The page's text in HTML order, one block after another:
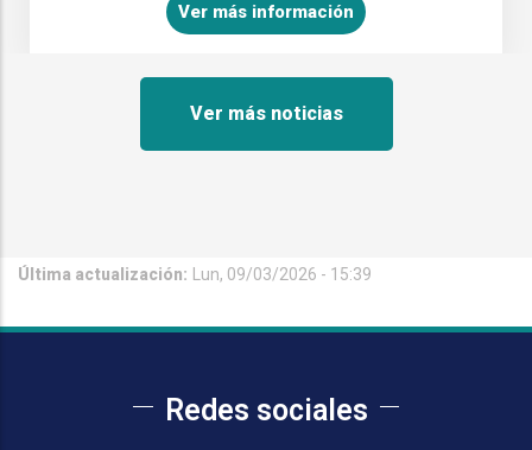
Ver más información
Ver más noticias
Última actualización: Lun, 09/03/2026 - 15:39
Redes sociales